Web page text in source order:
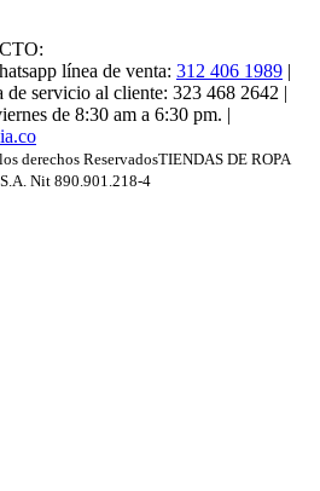
línea de venta: 312 406 1989 |
de servicio al cliente: 323 468 2642 |
de 8:30 am a 6:30 pm. |
derechos ReservadosTIENDAS DE ROPA
Nit 890.901.218-4